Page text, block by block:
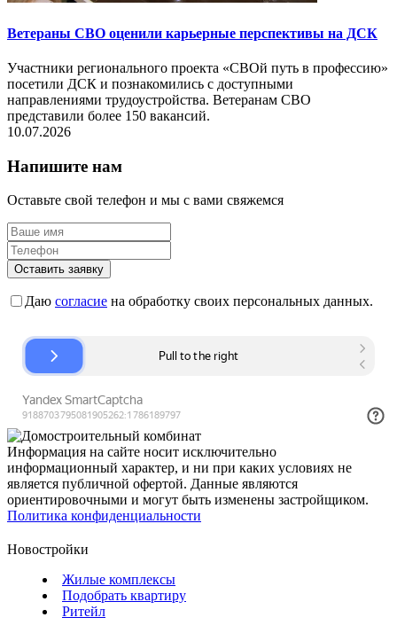
Ветераны СВО оценили карьерные перспективы на ДСК
Участники регионального проекта «СВОй путь в профессию»
посетили ДСК и познакомились с доступными
направлениями трудоустройства. Ветеранам СВО
представили более 150 вакансий.
10.07.2026
Напишите нам
Оставьте свой телефон и мы с вами свяжемся
Оставить заявку
Даю согласие на обработку своих персональных данных.
Информация на сайте носит исключительно
информационный характер, и ни при каких условиях не
является публичной офертой. Данные являются
ориентировочными и могут быть изменены застройщиком.
Политика конфиденциальности
Новостройки
Жилые комплексы
Подобрать квартиру
Ритейл